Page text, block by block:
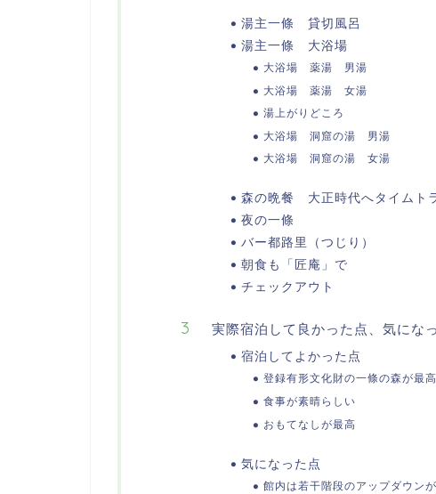
湯主一條 貸切風呂
湯主一條 大浴場
大浴場 薬湯 男湯
大浴場 薬湯 女湯
湯上がりどころ
大浴場 洞窟の湯 男湯
大浴場 洞窟の湯 女湯
森の晩餐 大正時代へタイムト
夜の一條
バー都路里（つじり）
朝食も「匠庵」で
チェックアウト
実際宿泊して良かった点、気にな
宿泊してよかった点
登録有形文化財の一條の森が最高
食事が素晴らしい
おもてなしが最高
気になった点
館内は若干階段のアップダウン